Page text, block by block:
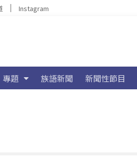
Instagram
專題 族語新聞 新聞性節目